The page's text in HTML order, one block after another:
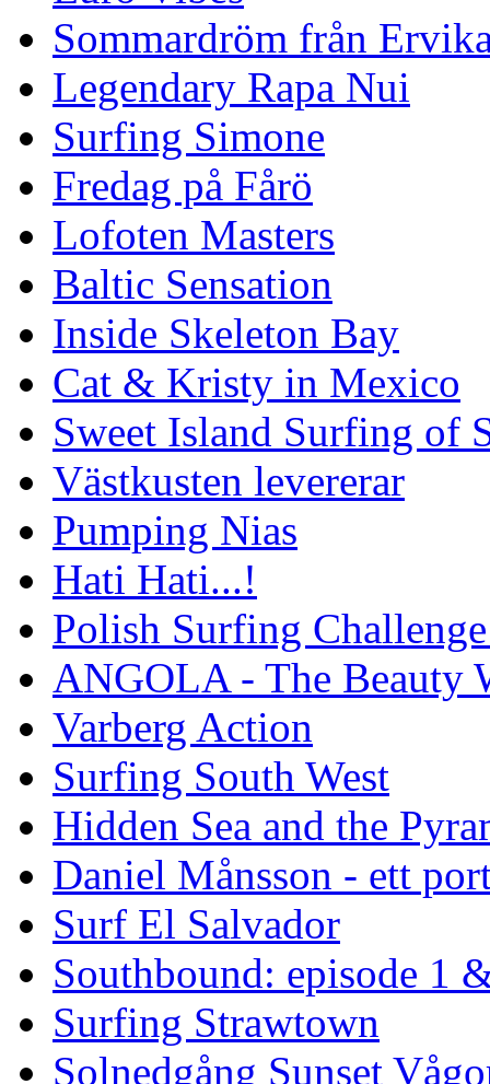
Sommardröm från
Legendary Rapa Nui
Surfing Simone
Fredag på Fårö
Lofoten Masters
Baltic Sensation
Inside Skeleton Bay
Cat & Kristy in Mexico
Sweet Island Surfing of
Västkusten levererar
Pumping Nias
Hati Hati...!
Polish Surfing
ANGOLA - The Beauty
Varberg Action
Surfing South West
Hidden Sea and the
Daniel Månsson - ett
Surf El Salvador
Southbound: episode 1
Surfing Strawtown
Solnedgång Sunset